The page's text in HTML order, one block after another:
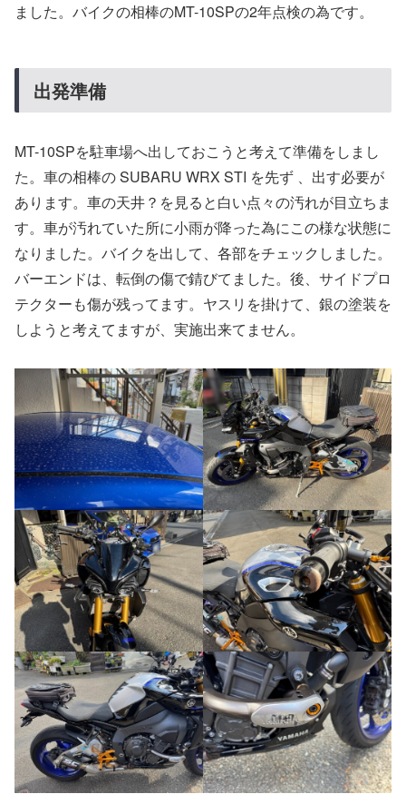
ました。バイクの相棒のMT-10SPの2年点検の為です。
出発準備
MT-10SPを駐車場へ出しておこうと考えて準備をしまし
た。車の相棒の SUBARU WRX STI を先ず 、出す必要が
あります。車の天井？を見ると白い点々の汚れが目立ちま
す。車が汚れていた所に小雨が降った為にこの様な状態に
なりました。バイクを出して、各部をチェックしました。
バーエンドは、転倒の傷で錆びてました。後、サイドプロ
テクターも傷が残ってます。ヤスリを掛けて、銀の塗装を
しようと考えてますが、実施出来てません。